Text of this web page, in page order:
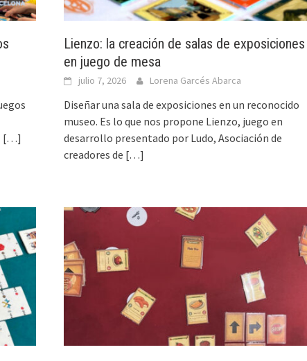
[…]
Lienzo: la creación de salas de exposiciones
en juego de mesa
julio 7, 2026 Lorena Garcés Abarca
Diseñar una sala de exposiciones en un reconocido
museo. Es lo que nos propone Lienzo, juego en
desarrollo presentado por Ludo, Asociación de
creadores de […]